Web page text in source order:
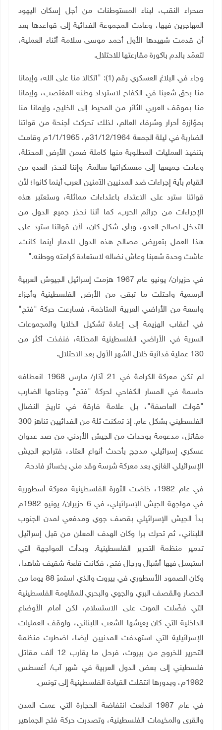
صحراء النقب، لبناء المستوطنات من أجل إسكان اليهود
المهاجرين فيها، وعادت المجموعة الفدائية إلى قواعدها بعد
أن قدمت شهيدها الأول أحمد موسى سلامة أثناء العملية،
لتعمّد بالدم باكورة مقارعتها للاحتلال.
وجاء في البلاغ العسكري رقم (1): "اتكالا منا على الله، وإيمانا
منا بحق شعبنا في الكفاح لاسترداد وطنه المغتصب، وإيمانا
منا بموقف العربي الثائر من المحيط إلى الخليج، وإيمانا منا
بمؤازرة أحرار وشرفاء العالم، لذلك تحركت أجنحة من قواتنا
الضاربة في ليلة الجمعة 31/12/1964م، 1/1/1965م وقامت
بتنفيذ العمليات المطلوبة منها كاملة ضمن الأرض المحتلة،
وعادت جميعها إلى معسكراتها سالمة. وإننا لنحذر العدو من
القيام بأية إجراءات ضد المدنيين الآمنين العرب أينما كانوا؛ لأن
قواتنا سترد على الاعتداء باعتداءات مماثلة، وستعتبر هذه
الإجراءات من جرائم الحرب. كما أننا نحذر جميع الدول من
التدخل لصالح العدو، وبأي شكل كان، لأن قواتنا سترد على
هذا العمل بتعريض مصالح هذه الدول للدمار أينما كانت.
عاشت وحدة شعبنا وعاش نضاله لاستعادة كرامته ووطنه".
في حزيران/ يونيو عام 1967 هزمت إسرائيل الجيوش العربية
الرسمية واحتلت ما تبقى من الأرض الفلسطينية وأجزاء
واسعة من الأراضي العربية المتاخمة، فسارعت حركة "فتح"
في أعقاب الهزيمة إلى إعادة تشكيل الخلايا والمجموعات
السرية في الأراضي الفلسطينية المحتلة، فنفذت أكثر من
130 عملية فدائية خلال الشهر الأول بعد الاحتلال
.
لم تكن معركة الكرامة في 21 آذار/ مارس 1968 انعطافه
حاسمة في المسار الكفاحي لحركة "فتح" وجناحها الضارب
"قوات العاصفة"، بل علامة فارقة في تاريخ النضال
الفلسطيني بشكل عام. إذ تمكنت ثلة من الفدائيين تناهز 300
مقاتل، مدعومة بوحدات من الجيش الأردني من صد عدوان
عسكري إسرائيلي مدجج بأحدث أنواع العتاد، فتراجع الجيش
الإسرائيلي الغازي بعد معركة شرسة وقد مني بخسائر فادحة.
في عام 1982، خاضت الثورة الفلسطينية معركة أسطورية
في مواجهة الجيش الإسرائيلي، في 6 حزيران/ يونيو 1982م
بدأ الجيش الإسرائيلي بقصف جوي ومدفعي لمدن الجنوب
اللبناني، ثم تحرك برا وكان الهدف المعلن من قبل إسرائيل
تدمير منظمة التحرير الفلسطينية. وبدأت المواجهة التي
استبسل فيها أشبال ورجال فتح، فكانت قلعة شقيف شاهدا،
وكان الصمود الأسطوري في بيروت والذي استمرّ 88 يوما من
الحصار والقصف البري والجوي والبحري للمقاومة الفلسطينية
التي فضّلت الموت على الاستسلام، لكن أمام الأوضاع
الداخلية التي كان يعيشها الشعب اللبناني، ولوقف العمليات
الإسرائيلية التي استهدفت المدنيين أيضا، اضطرت منظمة
التحرير للخروج من بيروت، فرحل ما يقارب 12 ألف مقاتل
فلسطيني إلى بعض الدول العربية في شهر آب/ أغسطس
1982م، وبدورها انتقلت القيادة الفلسطينية إلى تونس
.
في عام 1987 اندلعت انتفاضة الحجارة التي عمت المدن
والقرى والمخيمات الفلسطينية، وتصدرت حركة فتح الجماهير